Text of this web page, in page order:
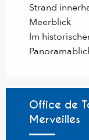
Strand
Meerblick
Im
Office de
Merveilles